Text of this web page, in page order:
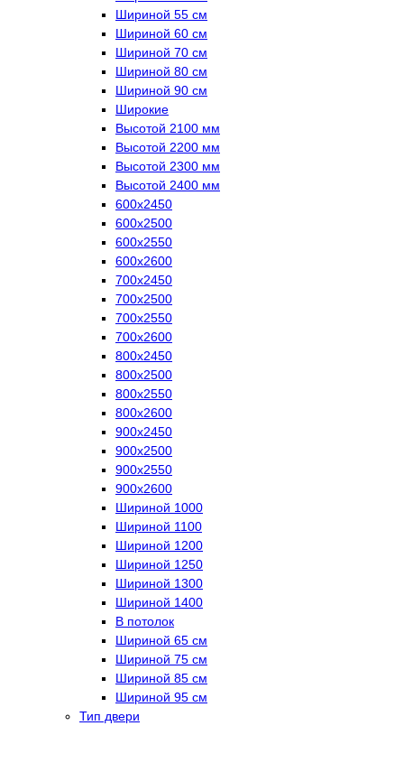
Шириной 55 см
Шириной 60 см
Шириной 70 см
Шириной 80 см
Шириной 90 см
Широкие
Высотой 2100 мм
Высотой 2200 мм
Высотой 2300 мм
Высотой 2400 мм
600х2450
600х2500
600х2550
600х2600
700х2450
700х2500
700х2550
700х2600
800х2450
800х2500
800х2550
800х2600
900х2450
900х2500
900х2550
900х2600
Шириной 1000
Шириной 1100
Шириной 1200
Шириной 1250
Шириной 1300
Шириной 1400
В потолок
Шириной 65 см
Шириной 75 см
Шириной 85 см
Шириной 95 см
Тип двери